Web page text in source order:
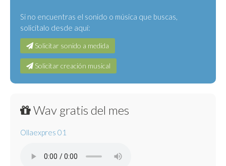
Si no encuentras el sonido o música que buscas,
solicítalo desde aquí:
Solicitar sonido a medida
Solicitar creación musical
Wav gratis del mes
Ollaexpres 01